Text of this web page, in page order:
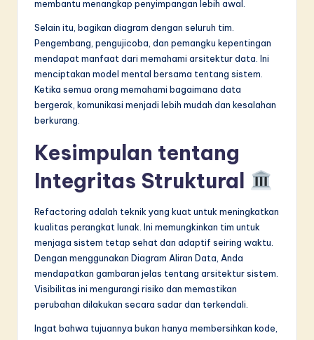
membantu menangkap penyimpangan lebih awal.
Selain itu, bagikan diagram dengan seluruh tim.
Pengembang, pengujicoba, dan pemangku kepentingan
mendapat manfaat dari memahami arsitektur data. Ini
menciptakan model mental bersama tentang sistem.
Ketika semua orang memahami bagaimana data
bergerak, komunikasi menjadi lebih mudah dan kesalahan
berkurang.
Kesimpulan tentang
Integritas Struktural
Refactoring adalah teknik yang kuat untuk meningkatkan
kualitas perangkat lunak. Ini memungkinkan tim untuk
menjaga sistem tetap sehat dan adaptif seiring waktu.
Dengan menggunakan Diagram Aliran Data, Anda
mendapatkan gambaran jelas tentang arsitektur sistem.
Visibilitas ini mengurangi risiko dan memastikan
perubahan dilakukan secara sadar dan terkendali.
Ingat bahwa tujuannya bukan hanya membersihkan kode,